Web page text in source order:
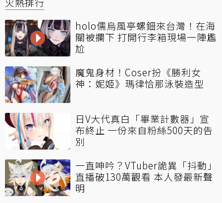
holo儒烏風亭螺鈿來台灣！在海
關被攔下 打開行李箱現場一陣尷
尬
魔鬼身材！Coser扮《勝利女
神：妮姬》瑪律恰那泳裝造型
日V大代真白「畢業計數器」宣
布終止 一份來自粉絲500天的告
別
一直呻吟？VTuber詭異「抖動」
直播破130萬觀看 本人發最新聲
明